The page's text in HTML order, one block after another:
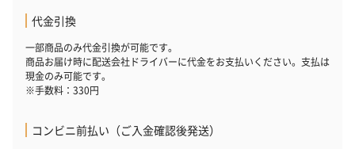
代金引換
一部商品のみ代金引換が可能です。
商品お届け時に配送会社ドライバーに代金をお支払いください。支払は
現金のみ可能です。
※手数料：330円
コンビニ前払い（ご入金確認後発送）